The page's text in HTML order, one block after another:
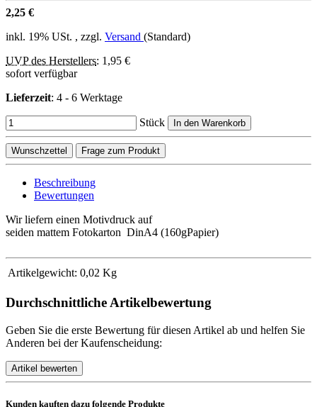
2,25 €
inkl. 19% USt. , zzgl. Versand (Standard)
UVP des Herstellers: 1,95 €
sofort verfügbar
Lieferzeit: 4 - 6 Werktage
Stück In den Warenkorb
Wunschzettel Frage zum Produkt
Beschreibung
Bewertungen
Wir liefern einen Motivdruck auf
seiden mattem Fotokarton DinA4 (160gPapier)
Artikelgewicht: 0,02 Kg
Durchschnittliche Artikelbewertung
Geben Sie die erste Bewertung für diesen Artikel ab und helfen Sie
Anderen bei der Kaufenscheidung:
Kunden kauften dazu folgende Produkte